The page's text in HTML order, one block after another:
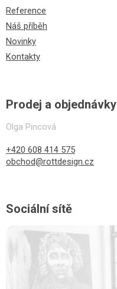
Reference
Náš příběh
Novinky
Kontakty
Prodej a objednávky
Olga Pincová
+420 608 414 575
obchod@rottdesign.cz
Sociální sítě